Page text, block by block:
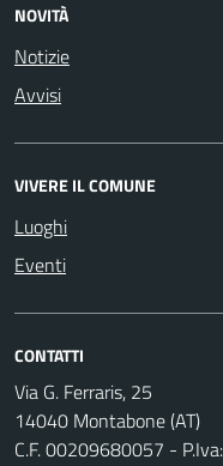
NOVITÀ
Notizie
Avvisi
VIVERE IL COMUNE
Luoghi
Eventi
CONTATTI
Via G. Ferraris, 25
14040 Montabone (AT)
C.F. 00209680057 -